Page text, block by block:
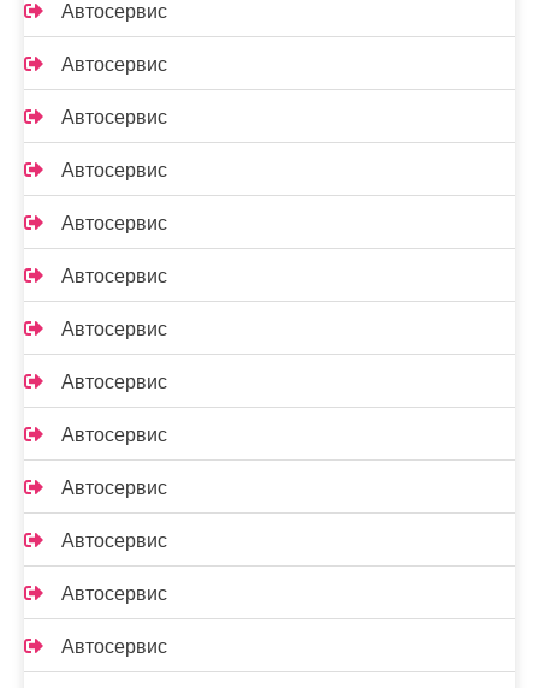
Автосервис
Автосервис
Автосервис
Автосервис
Автосервис
Автосервис
Автосервис
Автосервис
Автосервис
Автосервис
Автосервис
Автосервис
Автосервис